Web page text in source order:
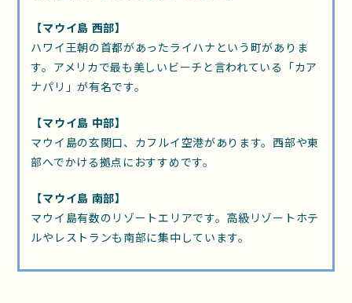
【マウイ島 西部】
ハワイ王朝の首都があったライハナという町がありま
す。アメリカで最も美しいビーチと言われている「カア
ナパリ」が有名です。
【マウイ島 中部】
マウイ島の玄関口、カフルイ空港があります。西部や東
部へでかける拠点におすすめです。
【マウイ島 南部】
マウイ島有数のリゾートエリアです。高級リゾートホテ
ルやレストランも南部に集中しています。